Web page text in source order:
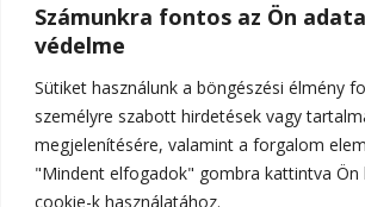
Számunkra fontos az Ön
védelme
Sütiket használunk a böngészési élmény
személyre szabott hirdetések vagy
megjelenítésére, valamint a forgalom
"Mindent elfogadok" gombra kattintva Ön
cookie-k használatához.
Sport
Tudomány